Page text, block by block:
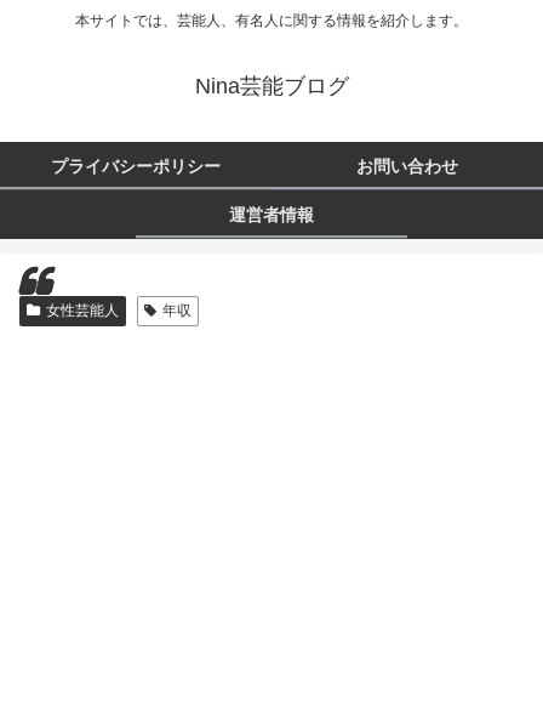
本サイトでは、芸能人、有名人に関する情報を紹介します。
Nina芸能ブログ
プライバシーポリシー お問い合わせ
運営者情報
女性芸能人 年収